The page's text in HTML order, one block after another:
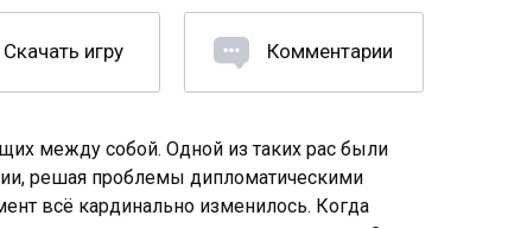
Скачать игру Комментарии
между собой. Одной из таких рас были
решая проблемы дипломатическими
всё кардинально изменилось. Когда